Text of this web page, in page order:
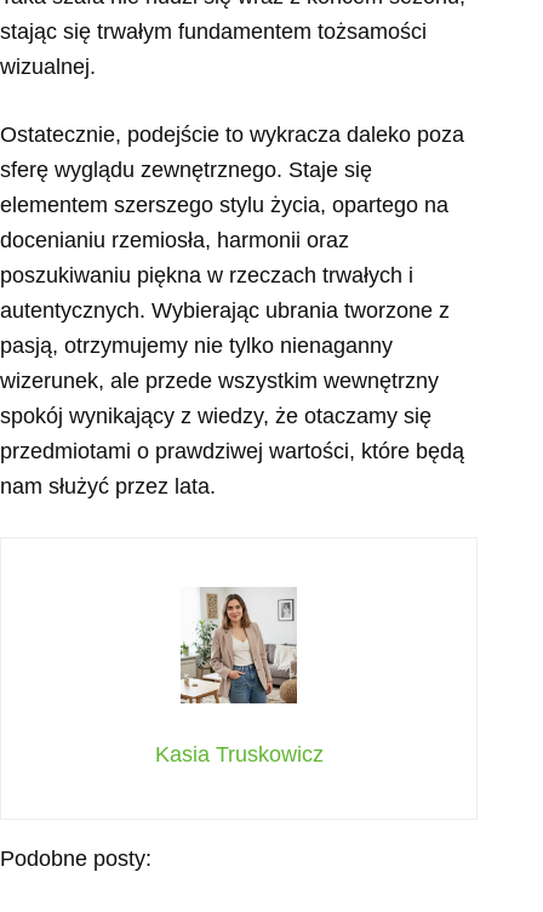
stając się trwałym fundamentem tożsamości
wizualnej.
Ostatecznie, podejście to wykracza daleko poza
sferę wyglądu zewnętrznego. Staje się
elementem szerszego stylu życia, opartego na
docenianiu rzemiosła, harmonii oraz
poszukiwaniu piękna w rzeczach trwałych i
autentycznych. Wybierając ubrania tworzone z
pasją, otrzymujemy nie tylko nienaganny
wizerunek, ale przede wszystkim wewnętrzny
spokój wynikający z wiedzy, że otaczamy się
przedmiotami o prawdziwej wartości, które będą
nam służyć przez lata.
Kasia Truskowicz
Podobne posty: